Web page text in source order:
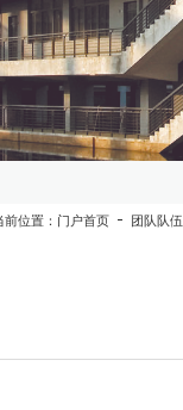
前位置： 门户首页 团队队伍